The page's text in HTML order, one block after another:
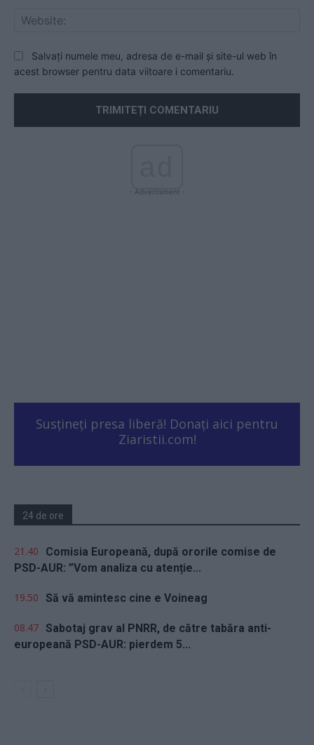
Salvați numele meu, adresa de e-mail și site-ul web în
acest browser pentru data viitoare i comentariu.
- Advertisment -
Susțineți presa liberă! Donați aici pentru
Ziaristii.com!
24 de ore
21.40
Comisia Europeană, după ororile comise de
PSD-AUR: ”Vom analiza cu atenție...
19.50 Să vă amintesc cine e Voineag
08.47 Sabotaj grav al PNRR, de către tabăra anti-
europeană PSD-AUR: pierdem 5...